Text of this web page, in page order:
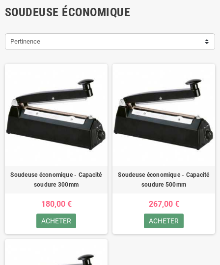
SOUDEUSE ÉCONOMIQUE
Pertinence
Soudeuse économique - Capacité
soudure 300mm
180,00 €
ACHETER
Soudeuse économique - Capacité
soudure 500mm
267,00 €
ACHETER